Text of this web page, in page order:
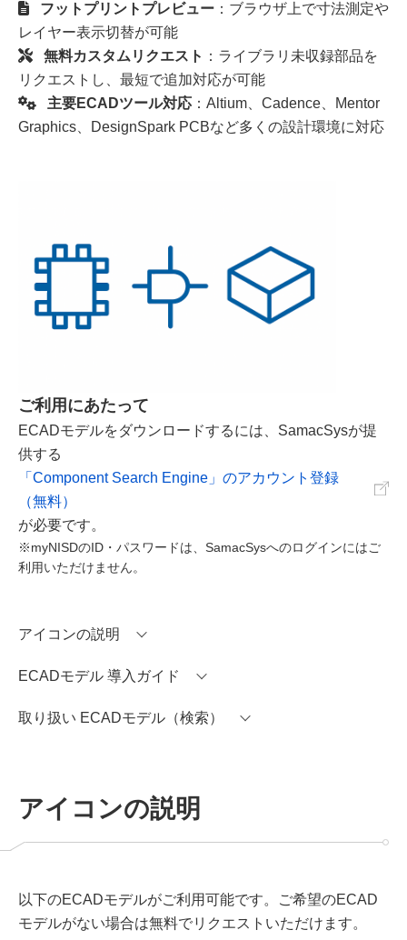
フットプリントプレビュー ：ブラウザ上で寸法測定や
レイヤー表示切替が可能
無料カスタムリクエスト ：ライブラリ未収録部品を
リクエストし、最短で追加対応が可能
主要ECADツール対応 ：Altium、Cadence、Mentor
Graphics、DesignSpark PCBなど多くの設計環境に対応
ご利用にあたって
ECADモデルをダウンロードするには、SamacSysが提
供する
「Component Search Engine」のアカウント登録
（無料）
が必要です。
※myNISDのID・パスワードは、SamacSysへのログインにはご
利用いただけません。
アイコンの説明
ECADモデル 導入ガイド
取り扱い ECADモデル（検索）
アイコンの説明
以下のECADモデルがご利用可能です。ご希望のECAD
モデルがない場合は無料でリクエストいただけます。